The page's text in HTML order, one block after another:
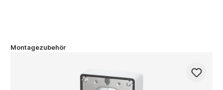
Montagezubehör